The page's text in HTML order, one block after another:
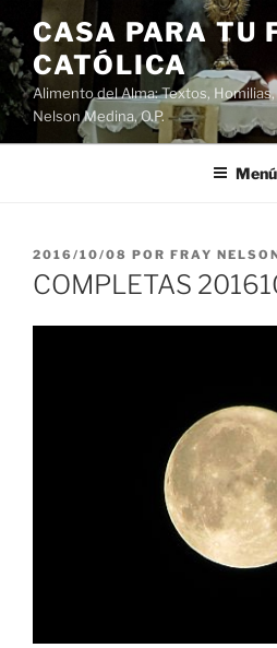
Saltar
al
contenido
CASA PARA TU
CATÓLICA
Alimento del Alma: Textos,
Nelson Medina, O.P.
Menú
PUBLICADO
EL
2016/10/08 POR FRAY
COMPLETAS